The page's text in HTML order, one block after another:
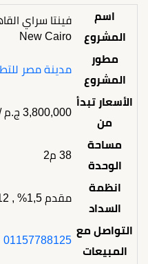
اسم
المشروع
New Cairo
مطور
المشروع
مدينة مصر
الأسعار تبدأ
من
3,800,000 ج.م
مساحة
الوحدة
38 م2
انظمة
السداد
مقدم 1,5% , 12 سنة تقسيط
التواصل مع
المبيعات
01157788125